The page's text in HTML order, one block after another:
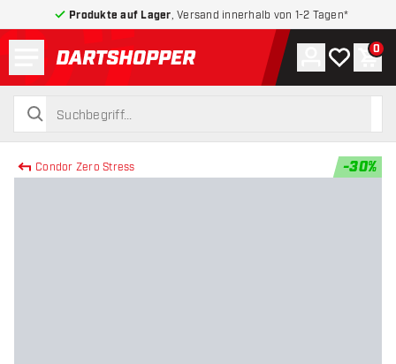
Produkte auf Lager , Versand innerhalb von 1-2 Tagen*
zurück zur Startseite
suchen
suchen
Konto
Meine 0
Condor Zero Stress -30%